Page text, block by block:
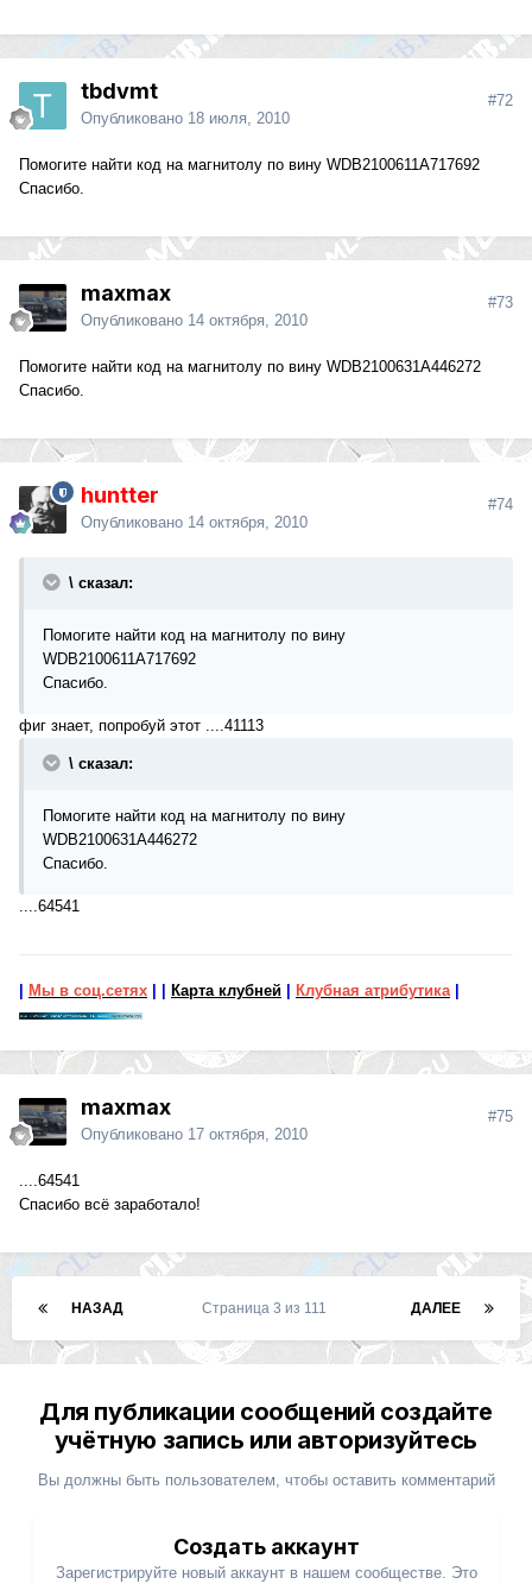
tbdvmt
Опубликовано 18 июля, 2010
#72
Помогите найти код на магнитолу по вину WDB2100611A717692
Cпасибо.
maxmax
Опубликовано 14 октября, 2010
#73
Помогите найти код на магнитолу по вину WDB2100631A446272
Cпасибо.
huntter
Опубликовано 14 октября, 2010
#74
\ сказал:
Помогите найти код на магнитолу по вину
WDB2100611A717692
Cпасибо.
фиг знает, попробуй этот ....41113
\ сказал:
Помогите найти код на магнитолу по вину
WDB2100631A446272
Cпасибо.
....64541
Мы в соц.сетях Карта клубней Клубная атрибутика|
maxmax
Опубликовано 17 октября, 2010
#75
....64541
Спасибо всё заработало!
НАЗАД ДАЛЕЕ
Страница 3 из 111
Для публикации сообщений создайте
учётную запись или авторизуйтесь
Вы должны быть пользователем, чтобы оставить комментарий
Создать аккаунт
Зарегистрируйте новый аккаунт в нашем сообществе. Это